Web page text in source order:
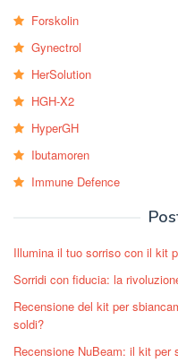
Forskolin
Gynectrol
HerSolution
HGH-X2
HyperGH
Ibutamoren
Immune Defence
Illumina il tuo sorriso con il kit
Sorridi con fiducia: la
Recensione del kit per
soldi?
Recensione NuBeam: il kit per